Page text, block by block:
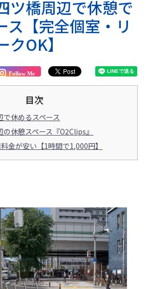
ツ橋周辺で休憩で
ス【完全個室・リ
OK】
Follow Me
目次
休めるスペース
休憩スペース『O2Clips』
金が安い【1時間で1,000円】